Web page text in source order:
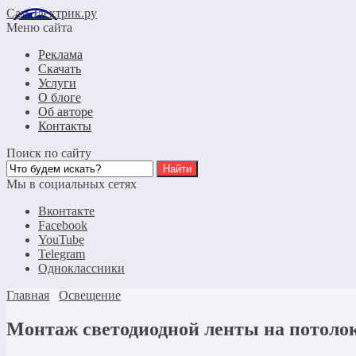
СамЭлектрик.ру
Меню сайта
Реклама
Скачать
Услуги
О блоге
Об авторе
Контакты
Поиск по сайту
Мы в социальных сетях
Вконтакте
Facebook
YouTube
Telegram
Одноклассники
Главная
Освещение
Монтаж светодиодной ленты на